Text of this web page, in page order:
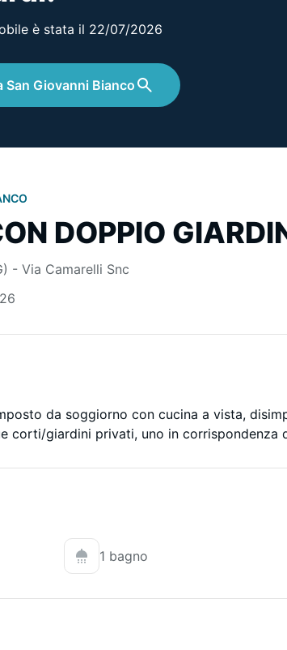
è stata il 22/07/2026
San Giovanni Bianco
DOPPIO
- Via Camarelli Snc
da soggiorno con cucina a vista,
corti/giardini privati, uno in corrispondenza
1 bagno